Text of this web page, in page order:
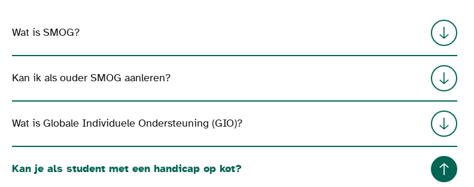
Wat is SMOG?
Kan ik als ouder SMOG aanleren?
Wat is Globale Individuele Ondersteuning (GIO)?
Kan je als student met een handicap op kot?